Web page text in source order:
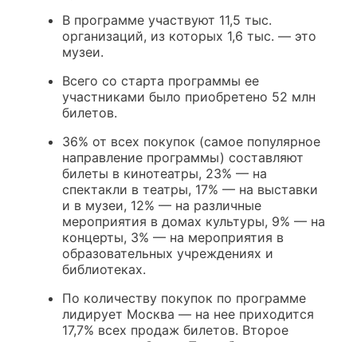
В программе участвуют 11,5 тыс.
организаций, из которых 1,6 тыс. — это
музеи.
Всего со старта программы ее
участниками было приобретено 52 млн
билетов.
36% от всех покупок (самое популярное
направление программы) составляют
билеты в кинотеатры, 23% — на
спектакли в театры, 17% — на выставки
и в музеи, 12% — на различные
мероприятия в домах культуры, 9% — на
концерты, 3% — на мероприятия в
образовательных учреждениях и
библиотеках.
По количеству покупок по программе
лидирует Москва — на нее приходится
17,7% всех продаж билетов. Второе